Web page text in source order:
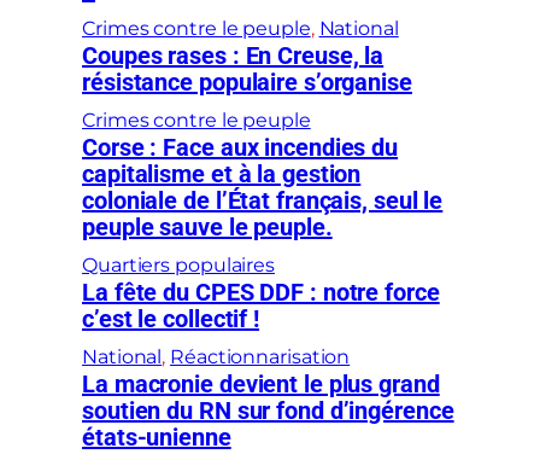
Crimes contre le peuple, National
Coupes rases : En Creuse, la
résistance populaire s’organise
Crimes contre le peuple
Corse : Face aux incendies du
capitalisme et à la gestion
coloniale de l’État français, seul le
peuple sauve le peuple.
Quartiers populaires
La fête du CPES DDF : notre force
c’est le collectif !
National , Réactionnarisation
La macronie devient le plus grand
soutien du RN sur fond d’ingérence
états-unienne